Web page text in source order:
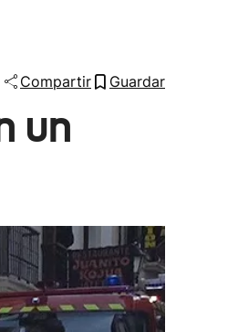
Compartir Guardar
un